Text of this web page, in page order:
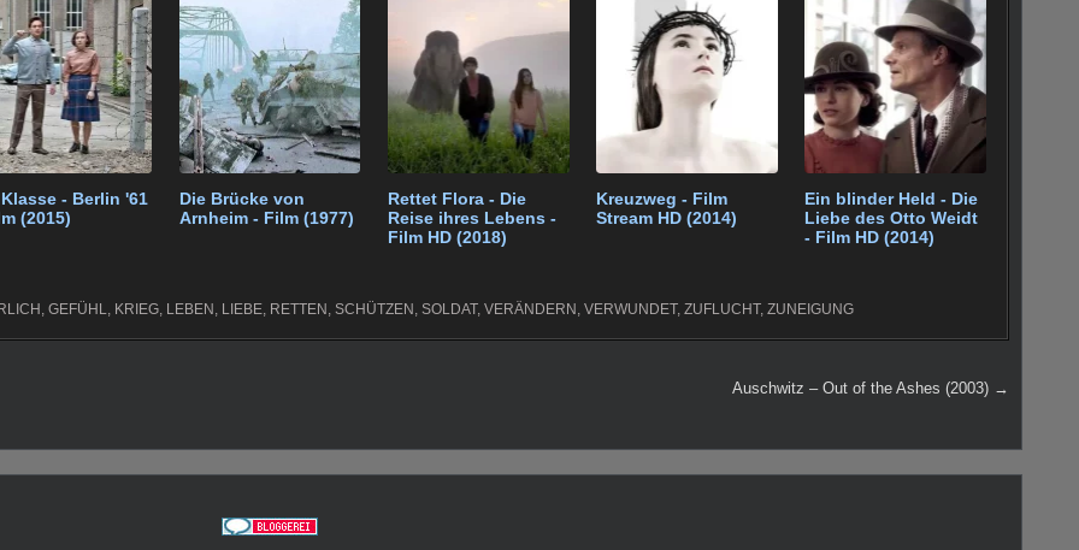
a
m
- Berlin '61
(2015)
Die Brücke von
Arnheim - Film (1977)
Rettet Flora - Die
Reise ihres Lebens -
Film HD (2018)
Kreuzweg - Film
Stream HD (2014)
Ein blinder Held - Die
Liebe des Otto Weidt
- Film HD (2014)
, GEFÜHL, KRIEG, LEBEN , LIEBE, RETTEN , SCHÜTZEN , SOLDAT, VERÄNDERN , VERWUNDET, ZUFLUCHT, ZUNEIGUNG
Auschwitz – Out of the Ashes (2003) →